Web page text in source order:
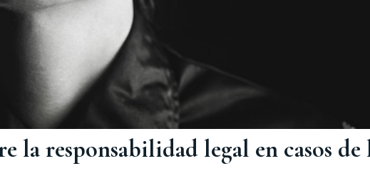
la responsabilidad legal en casos de